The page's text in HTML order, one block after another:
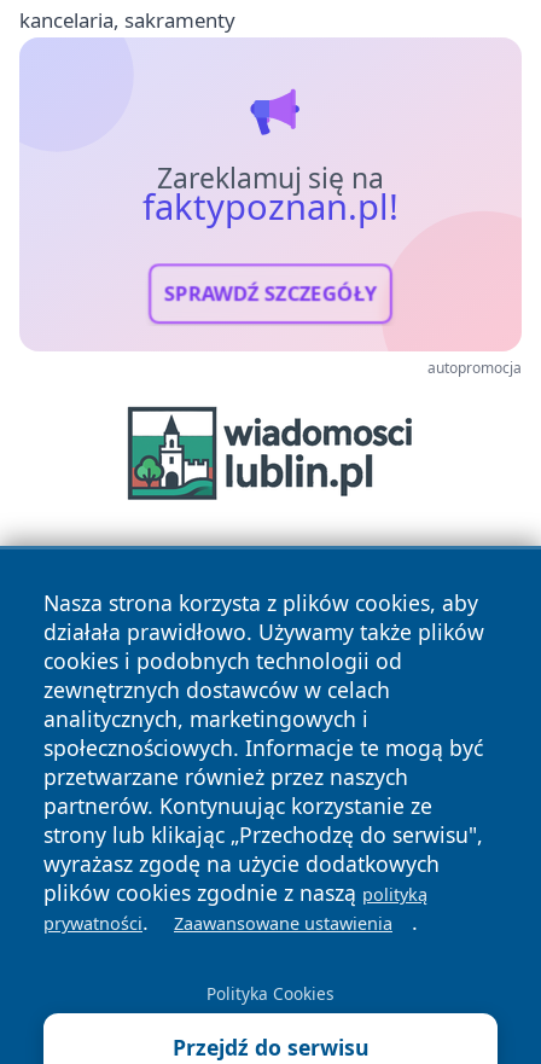
kancelaria, sakramenty
Zareklamuj się na
faktypoznan.pl!
SPRAWDŹ SZCZEGÓŁY
autopromocja
Nasza strona korzysta z plików cookies, aby
działała prawidłowo. Używamy także plików
cookies i podobnych technologii od
zewnętrznych dostawców w celach
analitycznych, marketingowych i
społecznościowych. Informacje te mogą być
przetwarzane również przez naszych
partnerów. Kontynuując korzystanie ze
strony lub klikając „Przechodzę do serwisu",
wyrażasz zgodę na użycie dodatkowych
plików cookies zgodnie z naszą polityką
prywatności. Zaawansowane ustawienia .
Polityka Cookies
Przejdź do serwisu
Copyright © 2026 faktypoznan.pl Wszystkie prawa
zastrzeżone.
News Autorzy
Polityka
Prywatności
Polityka
Cookies